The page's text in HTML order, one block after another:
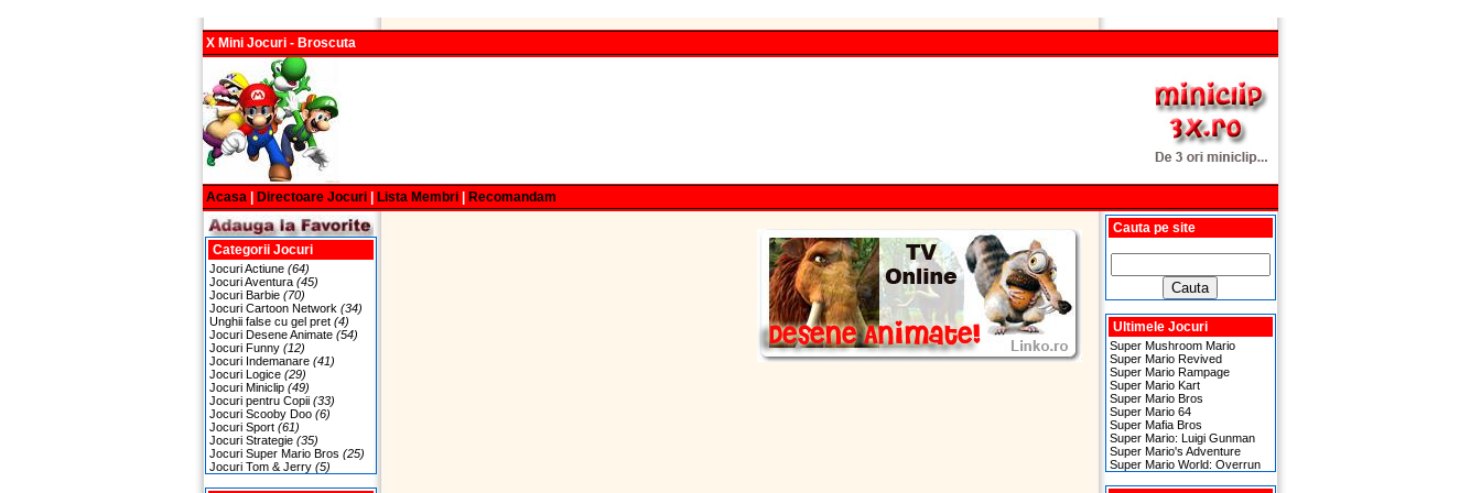
X Mini Jocuri - Broscuta
Acasa Directoare Jocuri Lista Membri Recomandam
Categorii Jocuri
Jocuri Actiune (64)
Jocuri Aventura (45)
Jocuri Barbie (70)
Jocuri Cartoon Network (34)
Unghii false cu gel pret (4)
Jocuri Desene Animate (54)
Jocuri Funny (12)
Jocuri Indemanare (41)
Jocuri Logice (29)
Jocuri Miniclip (49)
Jocuri pentru Copii (33)
Jocuri Scooby Doo (6)
Jocuri Sport (61)
Jocuri Strategie (35)
Jocuri Super Mario Bros (25)
Jocuri Tom & Jerry (5)
Cauta pe site
Ultimele Jocuri
Super Mushroom Mario
Super Mario Revived
Super Mario Rampage
Super Mario Kart
Super Mario Bros
Super Mario 64
Super Mafia Bros
Super Mario: Luigi Gunman
Super Mario's Adventure
Super Mario World: Overrun